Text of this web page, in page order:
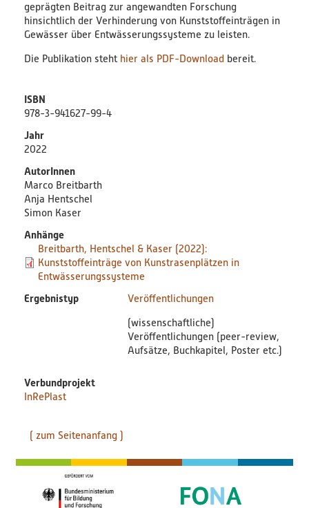
Weitere Produkte
Video & Audio
Webinare
Blog
geprägten Beitrag zur angewandten Forschung
hinsichtlich der Verhinderung von Kunststoffeinträgen in
Gewässer über Entwässerungssysteme zu leisten.
Die Publikation steht hier als PDF-Downloadbereit.
ISBN
978-3-941627-99-4
Jahr
2022
Autor
AutorInnen
Marco Breitbarth
Anja Hentschel
Simon Kaser
Anhänge
Breitbarth, Hentschel & Kaser (2022):
Kunststoffeinträge von Kunstrasenplätzen in
Entwässerungssysteme
Ergebnistyp
Veröffentlichungen
(wissenschaftliche)
Veröffentlichungen (peer-review,
Aufsätze, Buchkapitel, Poster etc.)
Verbundprojekt
InRePlast
( zum Seitenanfang )